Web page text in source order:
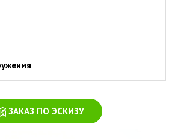
ЗАКАЗ ПО ЭСКИЗУ